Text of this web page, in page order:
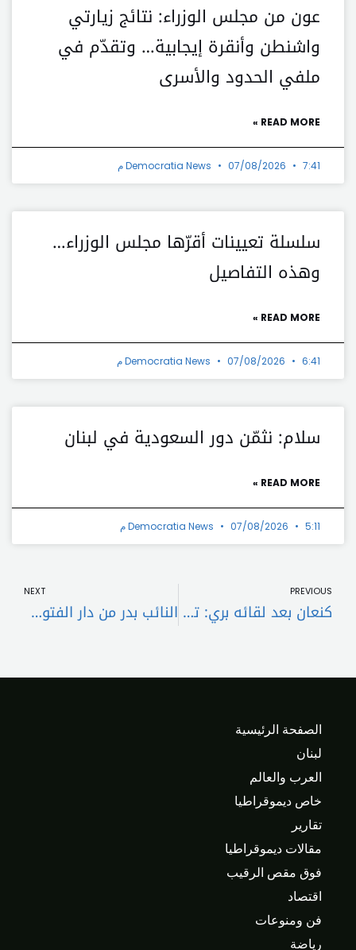
عون من مجلس الوزراء: نتائج زيارتي
واشنطن وأنقرة إيجابية… وتقدّم في
ملفي الحدود والأسرى
READ MORE »
Democratia News 07/08/2026 7:41 م
سلسلة تعيينات أقرّها مجلس الوزراء…
وهذه التفاصيل
READ MORE »
Democratia News 07/08/2026 6:41 م
سلام: نثمّن دور السعودية في لبنان
READ MORE »
Democratia News 07/08/2026 5:11 م
PREVIOUS
كنعان بعد لقائه بري: تثبيت وقف إطلاق النار مدخل لأي حل في لبنان
NEXT
النائب بدر من دار الفتوى : شبه توافق بين الكتل السياسية على مضمون قانون العفو وربما يقر في جلسة اللجان الثلثاء
الصفحة الرئيسية
لبنان
العرب والعالم
خاص ديموقراطيا
تقارير
مقالات ديموقراطيا
فوق مقص الرقيب
اقتصاد
فن ومنوعات
رياضة